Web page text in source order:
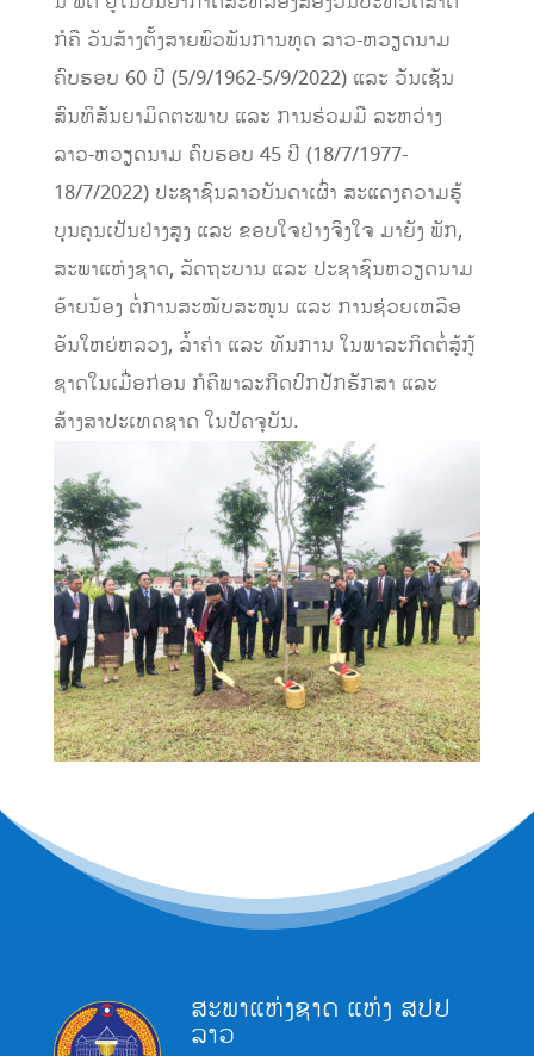
ກໍຄື ວັນສ້າງຕັ້ງສາຍພົວພັນການທູດ ລາວ-ຫວຽດນາມ
ຄົບຮອບ 60 ປີ (5/9/1962-5/9/2022) ແລະ ວັນເຊັນ
ສົນທິສັນຍາມິດຕະພາບ ແລະ ການຮ່ວມມື ລະຫວ່າງ
ລາວ-ຫວຽດນາມ ຄົບຮອບ 45 ປີ (18/7/1977-
18/7/2022) ປະຊາຊົນລາວບັນດາເຜົ່າ ສະແດງຄວາມຮູ້
ບຸນຄຸນເປັນຢ່າງສູງ ແລະ ຂອບໃຈຢ່າງຈິງໃຈ ມາຍັງ ພັກ,
ສະພາແຫ່ງຊາດ, ລັດຖະບານ ແລະ ປະຊາຊົນຫວຽດນາມ
ອ້າຍນ້ອງ ຕໍ່ການສະໜັບສະໜູນ ແລະ ການຊ່ວຍເຫລືອ
ອັນໃຫຍ່ຫລວງ, ລໍ້າຄ່າ ແລະ ທັນການ ໃນພາລະກິດຕໍ່ສູ້ກູ້
ຊາດໃນເມື່ອກ່ອນ ກໍຄືພາລະກິດປົກປັກຮັກສາ ແລະ
ສ້າງສາປະເທດຊາດ ໃນປັດຈຸບັນ.
ສະພາແຫ່ງຊາດ ແຫ່ງ ສປປ
ລາວ